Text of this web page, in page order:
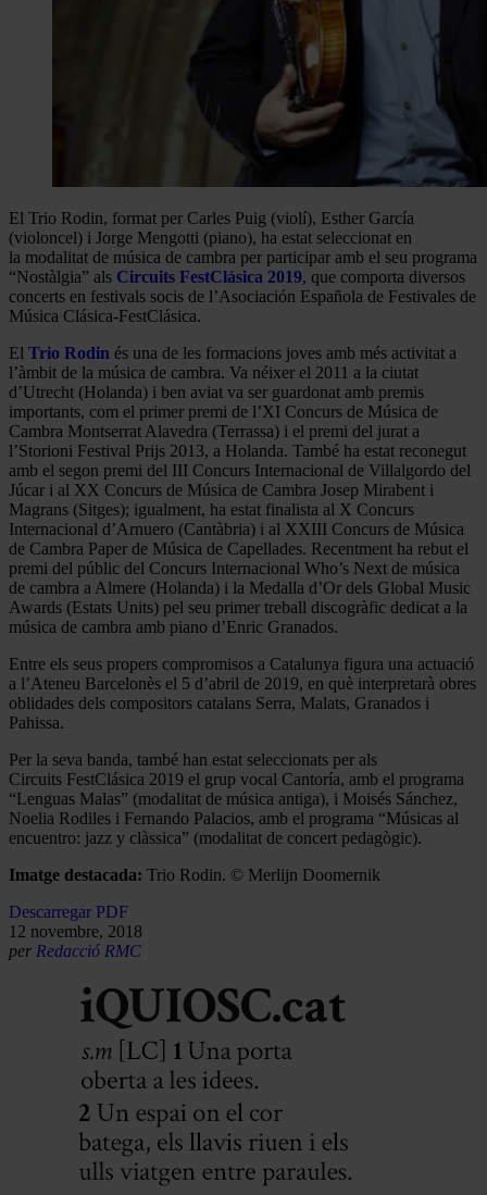
El Trio Rodin, format per Carles Puig (violí), Esther García
(violoncel) i Jorge Mengotti (piano), ha estat seleccionat en
la modalitat de música de cambra per participar amb el seu programa
“Nostàlgia” als Circuits FestClásica 2019, que comporta diversos
concerts en festivals socis de l’Asociación Española de Festivales de
Música Clásica-FestClásica.
El Trio Rodin és una de les formacions joves amb més activitat a
l’àmbit de la música de cambra. Va néixer el 2011 a la ciutat
d’Utrecht (Holanda) i ben aviat va ser guardonat amb premis
importants, com el primer premi de l’XI Concurs de Música de
Cambra Montserrat Alavedra (Terrassa) i el premi del jurat a
l’Storioni Festival Prijs 2013, a Holanda. També ha estat reconegut
amb el segon premi del III Concurs Internacional de Villalgordo del
Júcar i al XX Concurs de Música de Cambra Josep Mirabent i
Magrans (Sitges); igualment, ha estat finalista al X Concurs
Internacional d’Arnuero (Cantàbria) i al XXIII Concurs de Música
de Cambra Paper de Música de Capellades. Recentment ha rebut el
premi del públic del Concurs Internacional Who’s Next de música
de cambra a Almere (Holanda) i la Medalla d’Or dels Global Music
Awards (Estats Units) pel seu primer treball discogràfic dedicat a la
música de cambra amb piano d’Enric Granados.
Entre els seus propers compromisos a Catalunya figura una actuació
a l’Ateneu Barcelonès el 5 d’abril de 2019, en què interpretarà obres
oblidades dels compositors catalans Serra, Malats, Granados i
Pahissa.
Per la seva banda, també han estat seleccionats per als
Circuits FestClásica 2019 el grup vocal Cantoría, amb el programa
“Lenguas Malas” (modalitat de música antiga), i Moisés Sánchez,
Noelia Rodiles i Fernando Palacios, amb el programa “Músicas al
encuentro: jazz y clàssica” (modalitat de concert pedagògic).
Imatge destacada: Trio Rodin. © Merlijn Doomernik
Descarregar PDF
12 novembre, 2018
per Redacció RMC